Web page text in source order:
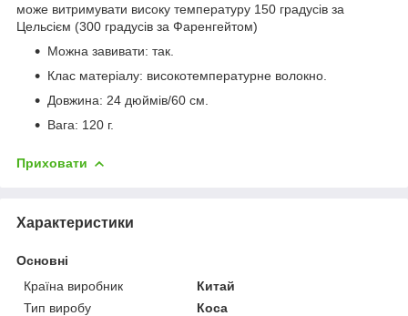
може витримувати високу температуру 150 градусів за
Цельсієм (300 градусів за Фаренгейтом)
Можна завивати: так.
Клас матеріалу: високотемпературне волокно.
Довжина: 24 дюймів/60 см.
Вага: 120 г.
Приховати
Характеристики
Основні
Країна виробник
Китай
Тип виробу
Коса